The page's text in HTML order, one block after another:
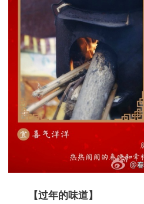
【过年的味道】